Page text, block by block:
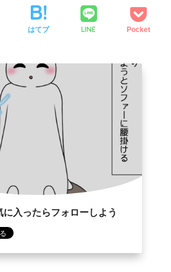
はてブ LINE Pocket
に入ったらフォローしよう